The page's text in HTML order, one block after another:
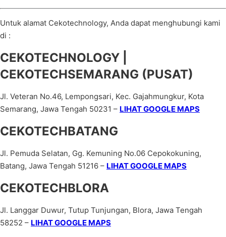
Untuk alamat Cekotechnology, Anda dapat menghubungi kami
di :
CEKOTECHNOLOGY |
CEKOTECHSEMARANG (PUSAT)
Jl. Veteran No.46, Lempongsari, Kec. Gajahmungkur, Kota
Semarang, Jawa Tengah 50231 – LIHAT GOOGLE MAPS
CEKOTECHBATANG
Jl. Pemuda Selatan, Gg. Kemuning No.06 Cepokokuning,
Batang, Jawa Tengah 51216 – LIHAT GOOGLE MAPS
CEKOTECHBLORA
Jl. Langgar Duwur, Tutup Tunjungan, Blora, Jawa Tengah
58252 – LIHAT GOOGLE MAPS